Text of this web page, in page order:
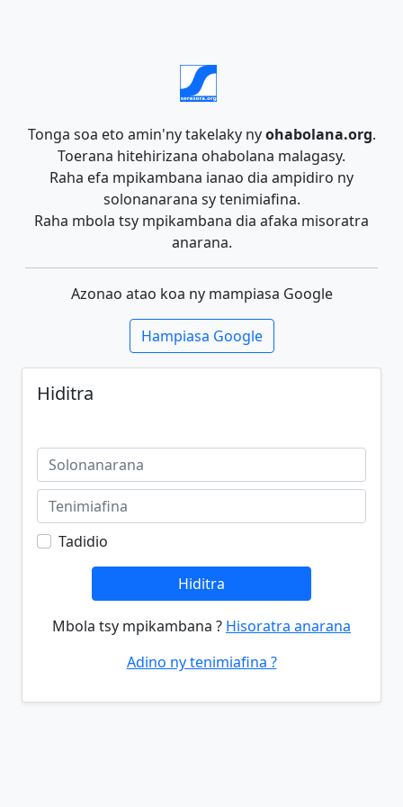
Tonga soa eto amin'ny takelaky nyohabolana.org.
Toerana hitehirizana ohabolana malagasy.
Raha efa mpikambana ianao dia ampidiro ny
solonanarana sy tenimiafina.
Raha mbola tsy mpikambana dia afaka misoratra
anarana.
Azonao atao koa ny mampiasa Google
Hampiasa Google
Hiditra
Tadidio
Hiditra
Mbola tsy mpikambana ? Hisoratra anarana
Adino ny tenimiafina ?